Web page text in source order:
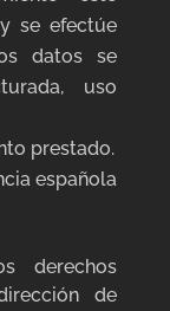
se efectúe
datos se
uso
prestado.
española
derechos
de